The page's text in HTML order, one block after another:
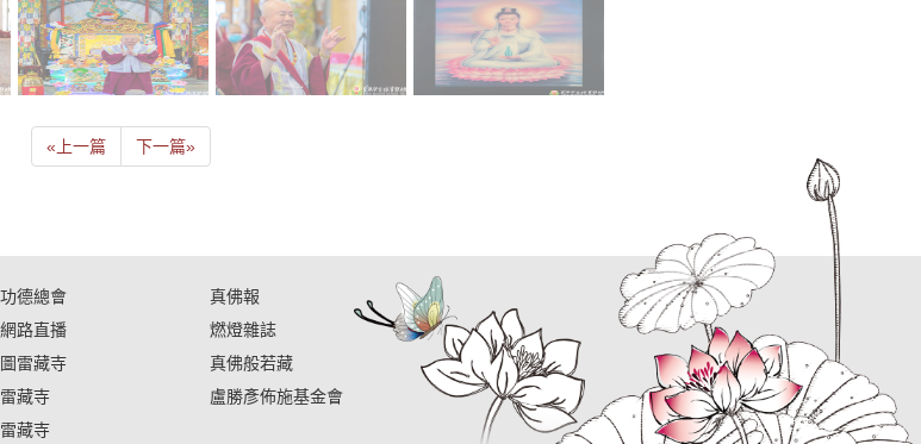
« 上一篇 下一篇»
德總會
路直播
雷藏寺
藏寺
藏寺
真佛報
燃燈雜誌
真佛般若藏
盧勝彥佈施基金會